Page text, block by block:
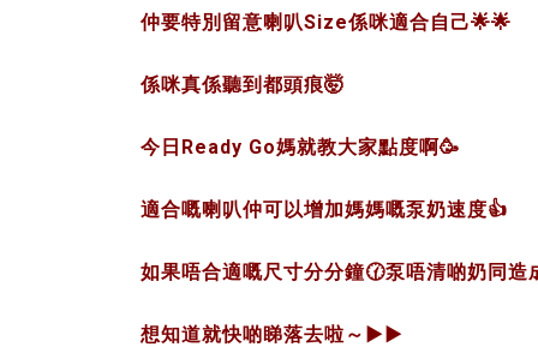
仲要特別留意喇叭Size係咪適合自己🌟🌟
係咪真係聽到都頭痕🤯
今日Ready Go媽就教大家點度啊🥳
適合嘅喇叭仲可以增加媽媽嘅泵奶速度👍
如果唔合適嘅尺寸分分鐘🕜泵唔清啲奶同造
想知道就快啲睇落去啦～ ▶️▶️